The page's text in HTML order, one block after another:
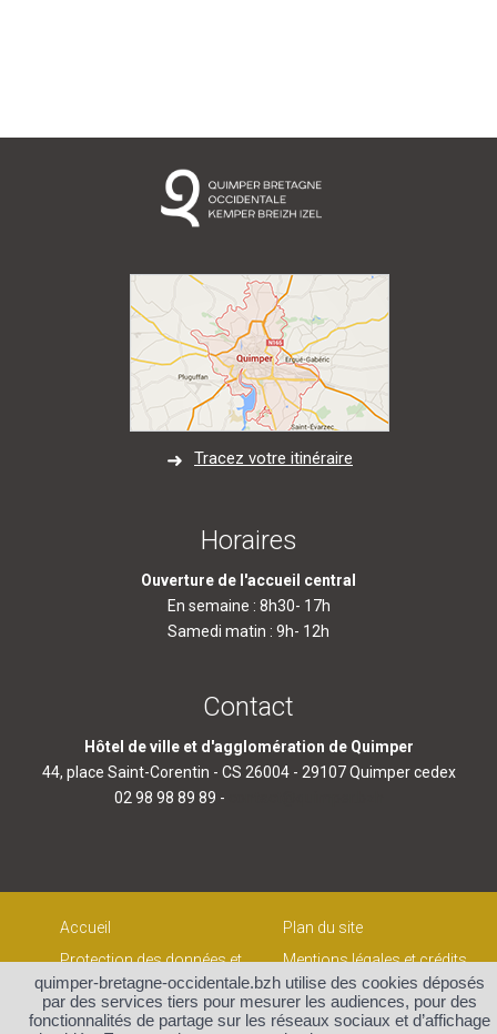
Tracez votre itinéraire
Horaires
Ouverture de l'accueil central
En semaine : 8h30- 17h
Samedi matin : 9h- 12h
Contact
Hôtel de ville et d'agglomération de Quimper
44, place Saint-Corentin - CS 26004 - 29107 Quimper cedex
02 98 98 89 89 -
Accueil
Plan du site
Protection des données et
gestion des cookies
Mentions légales et crédits
Contact
quimper-bretagne-occidentale.bzh utilise des cookies déposés
par des services tiers pour mesurer les audiences, pour des
fonctionnalités de partage sur les réseaux sociaux et d’affichage